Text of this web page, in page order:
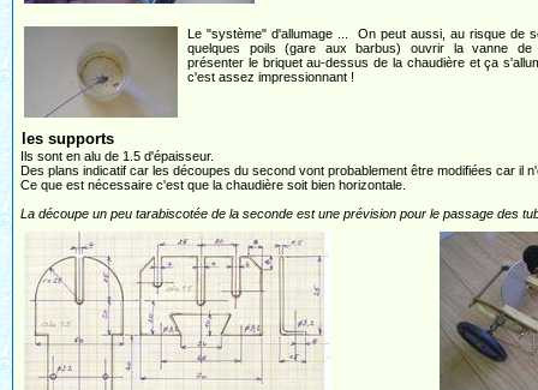
Le "système" d'allumage ... On peut aussi, au risque de
quelques poils (gare aux barbus) ouvrir la vanne
présenter le briquet au-dessus de la chaudière et ça
c'est assez impressionnant !
les supports
Ils sont en alu de 1.5 d'épaisseur.
Des plans indicatif car les découpes du second vont probablement être modifiées car il
Ce que est nécessaire c'est que la chaudière soit bien horizontale.
La découpe un peu tarabiscotée de la seconde est une prévision pour le passage des